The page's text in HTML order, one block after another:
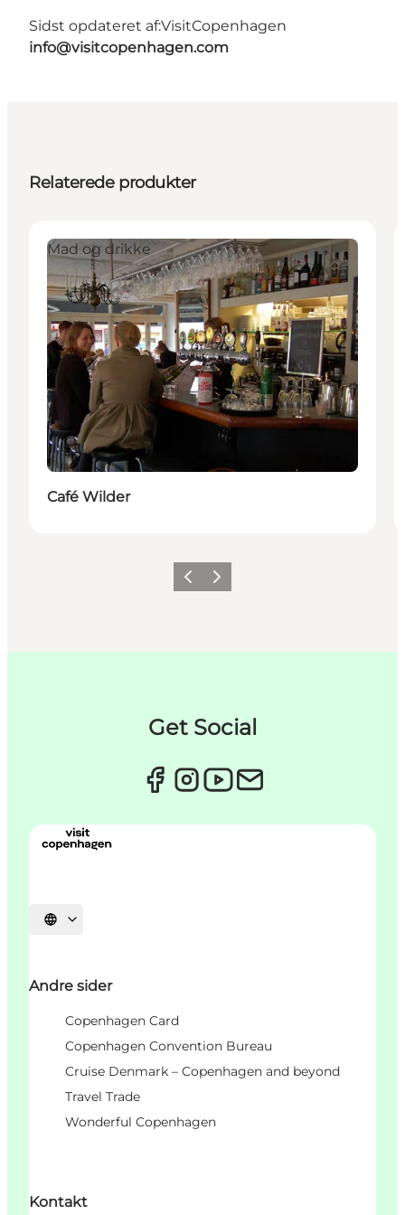
Sidst opdateret af:VisitCopenhagen
info@visitcopenhagen.com
Relaterede produkter
Mad og drikke
Café Wilder
ForrigeNæste
Get Social
Vælg sprog
Andre sider
Copenhagen Card
Copenhagen Convention Bureau
Cruise Denmark – Copenhagen and beyond
Travel Trade
Wonderful Copenhagen
Kontakt